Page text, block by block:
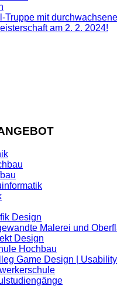
Truppe mit
am 2. 2. 2024!
Design
Malerei und
Design
Hochbau
Game Design |